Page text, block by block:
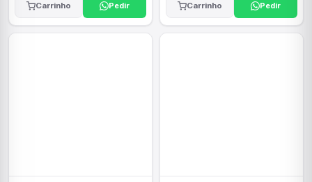
Carrinho Pedir Carrinho Pedir